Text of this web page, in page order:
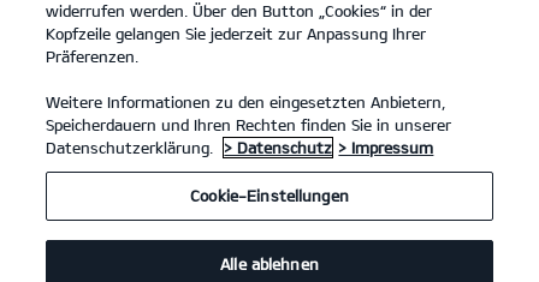
widerrufen werden. Über den Button „Cookies“ in der
Kopfzeile gelangen Sie jederzeit zur Anpassung Ihrer
Präferenzen.
Weitere Informationen zu den eingesetzten Anbietern,
Speicherdauern und Ihren Rechten finden Sie in unserer
Datenschutzerklärung.
> Datenschutz > Impressum
Cookie-Einstellungen
Alle ablehnen